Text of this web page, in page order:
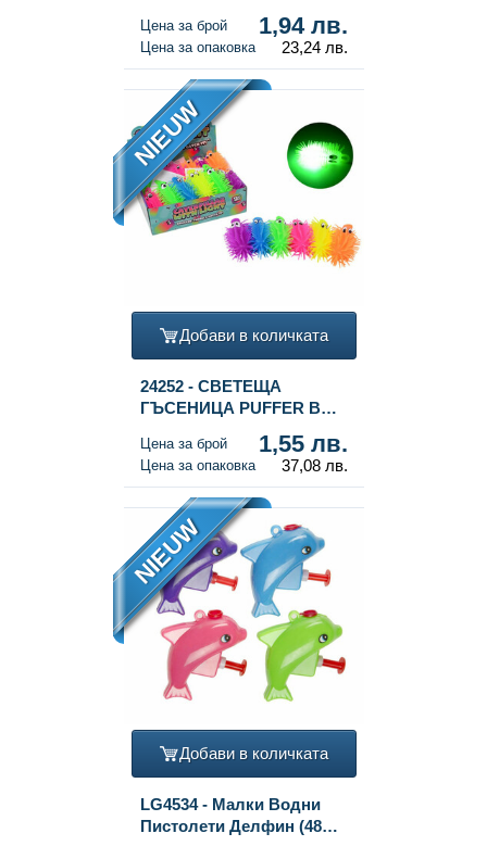
дисплей (12 броя)
Цена за брой 1,94 лв.
Цена за опаковка 23,24 лв.
NIEUW
Добави в количката
24252 - СВЕТЕЩА
ГЪСЕНИЦА PUFFER В
Цена за брой 1,55 лв.
Цена за опаковка 37,08 лв.
NIEUW
Добави в количката
LG4534 - Малки Водни
Пистолети Делфин (48